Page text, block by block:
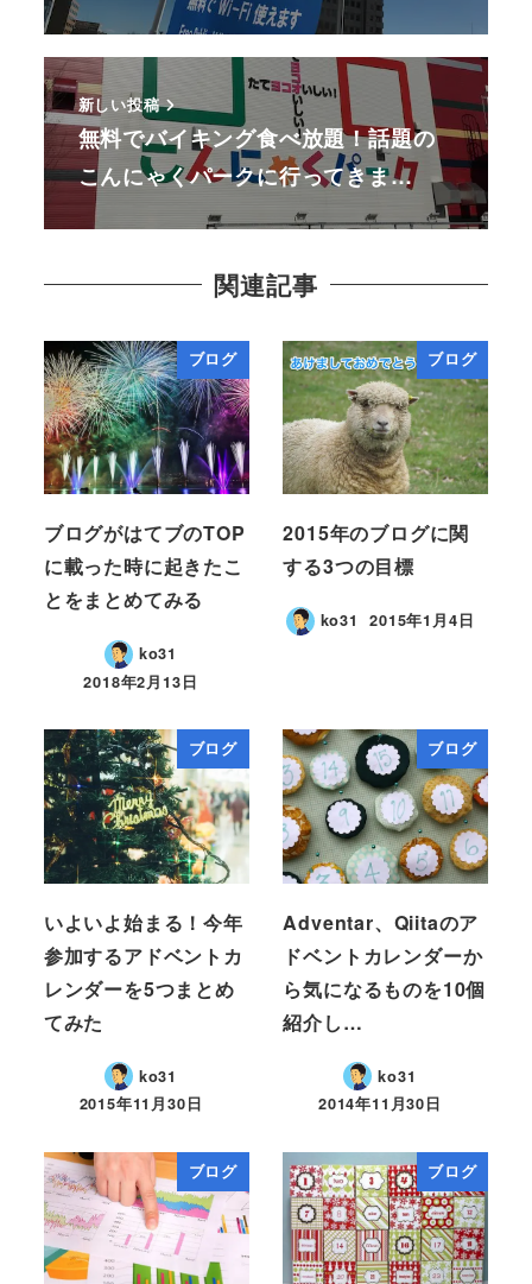
新しい投稿
無料でバイキング食べ放題！話題の
こんにゃくパークに行ってきま…
関連記事
ブログ
ブログがはてブのTOP
に載った時に起きたこ
とをまとめてみる
ko31
2018年2月13日
ブログ
2015年のブログに関
する3つの目標
ko31 2015年1月4日
ブログ
いよいよ始まる！今年
参加するアドベントカ
レンダーを5つまとめ
てみた
ko31
2015年11月30日
ブログ
Adventar、Qiitaのア
ドベントカレンダーか
ら気になるものを10個
紹介し…
ko31
2014年11月30日
ブログ ブログ